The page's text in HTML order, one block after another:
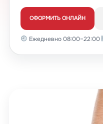
ОФОРМИТЬ ОНЛАЙН
Ежедневно 08:00–22:00